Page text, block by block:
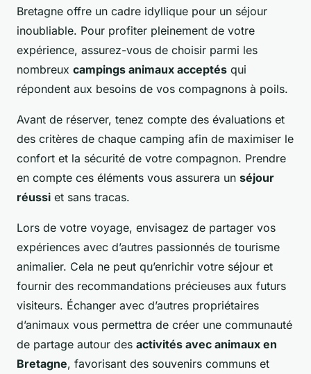
Bretagne offre un cadre idyllique pour un séjour
inoubliable. Pour profiter pleinement de votre
expérience, assurez-vous de choisir parmi les
nombreux campings animaux acceptés qui
répondent aux besoins de vos compagnons à poils.
Avant de réserver, tenez compte des évaluations et
des critères de chaque camping afin de maximiser le
confort et la sécurité de votre compagnon. Prendre
en compte ces éléments vous assurera un séjour
réussi et sans tracas.
Lors de votre voyage, envisagez de partager vos
expériences avec d’autres passionnés de tourisme
animalier. Cela ne peut qu’enrichir votre séjour et
fournir des recommandations précieuses aux futurs
visiteurs. Échanger avec d’autres propriétaires
d’animaux vous permettra de créer une communauté
de partage autour des activités avec animaux en
Bretagne, favorisant des souvenirs communs et